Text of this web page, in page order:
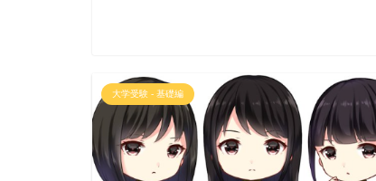
大学受験 - 基礎編